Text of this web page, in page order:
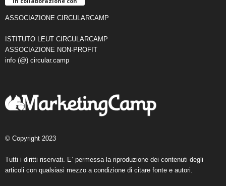
ASSOCIAZIONE CIRCULARCAMP
ISTITUTO LEUT CIRCULARCAMP
ASSOCIAZIONE NON-PROFIT
info (@) circular.camp
© Copyright 2023
Tutti i diritti riservati. E’ permessa la riproduzione dei contenuti degli
articoli con qualsiasi mezzo a condizione di citare fonte e autori.